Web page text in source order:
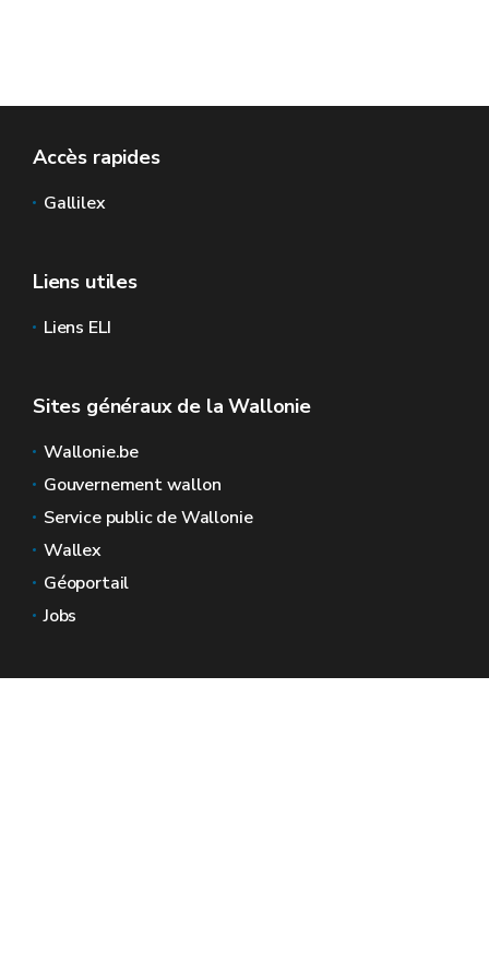
Accès rapides
Gallilex
Liens utiles
Liens ELI
Sites généraux de la Wallonie
Wallonie.be
Gouvernement wallon
Service public de Wallonie
Wallex
Géoportail
Jobs